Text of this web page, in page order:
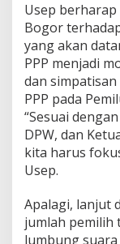
Usep
Bogor
yang akan
PPP menjadi
dan
PPP pada
“Sesuai
DPW, dan
kita harus
Usep.
Apalagi, lanjut
jumlah pemilih
lumbung suara